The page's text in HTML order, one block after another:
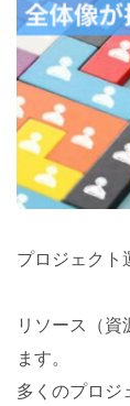
プロジェクト
リソース（
ます。
多くのプロジ